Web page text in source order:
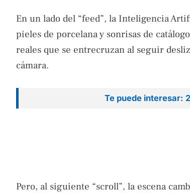
En un lado del “feed”, la Inteligencia
pieles de porcelana y sonrisas de
reales que se entrecruzan al seguir
cámara.
Te puede interesar:
Pero, al siguiente “scroll”, la escena